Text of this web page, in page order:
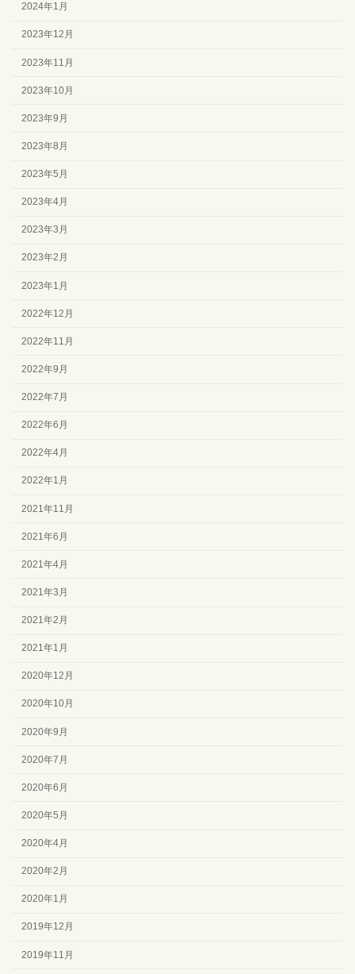
2024年1月
2023年12月
2023年11月
2023年10月
2023年9月
2023年8月
2023年5月
2023年4月
2023年3月
2023年2月
2023年1月
2022年12月
2022年11月
2022年9月
2022年7月
2022年6月
2022年4月
2022年1月
2021年11月
2021年6月
2021年4月
2021年3月
2021年2月
2021年1月
2020年12月
2020年10月
2020年9月
2020年7月
2020年6月
2020年5月
2020年4月
2020年2月
2020年1月
2019年12月
2019年11月